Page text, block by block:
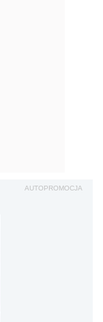
AUTOPROMOCJA